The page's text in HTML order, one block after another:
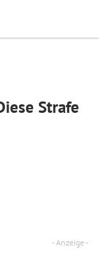
Search
Strafe